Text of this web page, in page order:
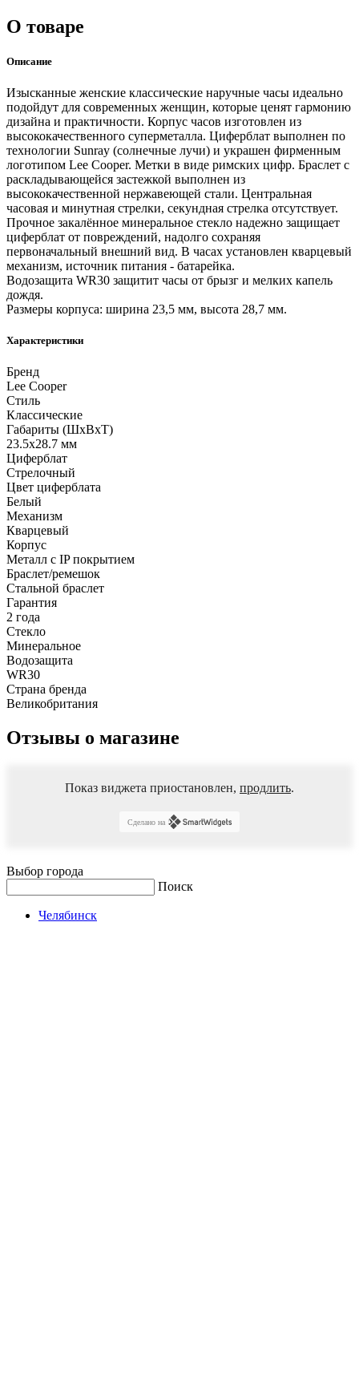
О товаре
Описание
Изысканные женские классические наручные часы идеально
подойдут для современных женщин, которые ценят гармонию
дизайна и практичности. Корпус часов изготовлен из
высококачественного суперметалла. Циферблат выполнен по
технологии Sunray (солнечные лучи) и украшен фирменным
логотипом Lee Cooper. Метки в виде римских цифр. Браслет с
раскладывающейся застежкой выполнен из
высококачественной нержавеющей стали. Центральная
часовая и минутная стрелки, секундная стрелка отсутствует.
Прочное закалённое минеральное стекло надежно защищает
циферблат от повреждений, надолго сохраняя
первоначальный внешний вид. В часах установлен кварцевый
механизм, источник питания - батарейка.
Водозащита WR30 защитит часы от брызг и мелких капель
дождя.
Размеры корпуса: ширина 23,5 мм, высота 28,7 мм.
Характеристики
Бренд
Lee Cooper
Стиль
Классические
Габариты (ШхВхТ)
23.5x28.7 мм
Циферблат
Стрелочный
Цвет циферблата
Белый
Механизм
Кварцевый
Корпус
Металл с IP покрытием
Браслет/ремешок
Стальной браслет
Гарантия
2 года
Стекло
Минеральное
Водозащита
WR30
Страна бренда
Великобритания
Отзывы о магазине
Показ виджета приостановлен, продлить.
Сделано на
Выбор города
Поиск
Челябинск